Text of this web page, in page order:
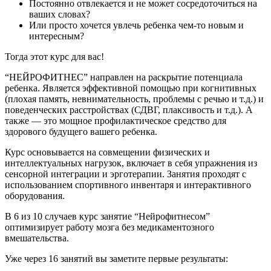
Постоянно отвлекается и не может сосредоточиться на
ваших словах?
Или просто хочется увлечь ребенка чем-то новым и
интересным?
Тогда этот курс для вас!
“НЕЙРОФИТНЕС” направлен на раскрытие потенциала
ребенка. Является эффективной помощью при когнитивных
(плохая память, невнимательность, проблемы с речью и т.д.) и
поведенческих расстройствах (СДВГ, плаксивость и т.д.). А
также — это мощное профилактическое средство для
здорового будущего вашего ребенка.
Курс основывается на совмещении физических и
интеллектуальных нагрузок, включает в себя упражнения из
сенсорной интеграции и эрготерапии. Занятия проходят с
использованием спортивного инвентаря и интерактивного
оборудования.
В 6 из 10 случаев курс занятие “Нейрофитнесом”
оптимизирует работу мозга без медикаментозного
вмешательства.
Уже через 16 занятий вы заметите первые результаты: